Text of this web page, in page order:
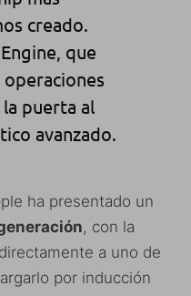
creado.
que
puerta al
avanzado.
ha presentado un
, con la
a uno de
por inducción